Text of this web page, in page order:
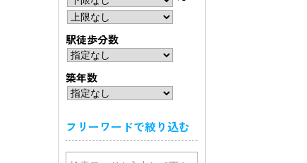
駅徒歩分数
築年数
フリーワードで絞り込む